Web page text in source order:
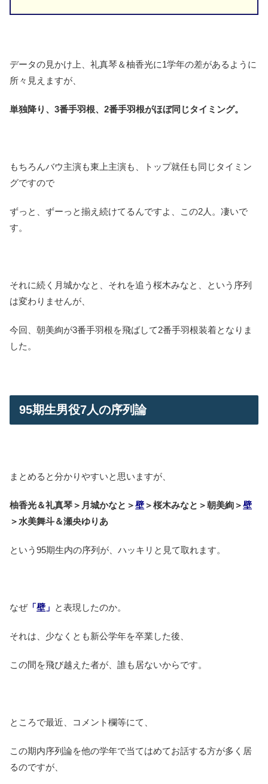
データの見かけ上、礼真琴＆柚香光に1学年の差があるように
所々見えますが、
単独降り、3番手羽根、2番手羽根がほぼ同じタイミング。
もちろんバウ主演も東上主演も、トップ就任も同じタイミン
グですので
ずっと、ずーっと揃え続けてるんですよ、この2人。凄いで
す。
それに続く月城かなと、それを追う桜木みなと、という序列
は変わりませんが、
今回、朝美絢が3番手羽根を飛ばして2番手羽根装着となりま
した。
95期生男役7人の序列論
まとめると分かりやすいと思いますが、
柚香光＆礼真琴＞月城かなと＞壁＞桜木みなと＞朝美絢＞壁
＞水美舞斗＆瀬央ゆりあ
という95期生内の序列が、ハッキリと見て取れます。
なぜ「壁」 と表現したのか。
それは、少なくとも新公学年を卒業した後、
この間を飛び越えた者が、誰も居ないからです。
ところで最近、コメント欄等にて、
この期内序列論を他の学年で当てはめてお話する方が多く居
るのですが、